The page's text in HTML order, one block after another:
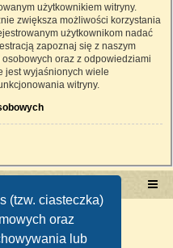
(tzw. ciasteczka)
oraz
lub
użytkownikiem witryny.
zwiększa możliwości korzystania
użytkownikom nadać
zapoznaj się z naszym
oraz z odpowiedziami
jest wyjaśnionych wiele
witryny.
Software © phpBB Limited
|Regulamin